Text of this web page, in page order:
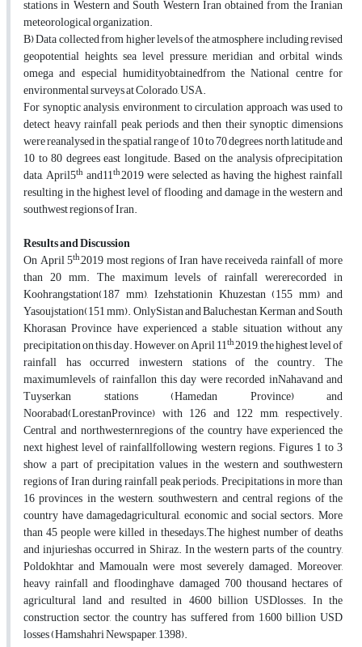
stations in Western and South Western Iran obtained from the Iranian
meteorological organization.
B) Data collected from higher levels of the atmosphere including revised
geopotential heights, sea level pressure, meridian and orbital winds,
omega and especial humidityobtainedfrom the National centre for
environmental surveys at Colorado, USA.
For synoptic analysis, environment to circulation approach was used to
detect heavy rainfall peak periods and then their synoptic dimensions
were reanalysed in the spatial range of 10 to 70 degrees north latitude and
10 to 80 degrees east longitude. Based on the analysis ofprecipitation
data, April5th and11th,2019 were selected as having the highest rainfall
resulting in the highest level of flooding and damage in the western and
southwest regions of Iran.
Results and Discussion
On April 5th,2019 most regions of Iran have receiveda rainfall of more
than 20 mm. The maximum levels of rainfall wererecorded in
Koohrangstation(187 mm), Izehstationin Khuzestan (155 mm) and
Yasoujstation(151 mm). OnlySistan and Baluchestan, Kerman and South
Khorasan Province have experienced a stable situation without any
precipitation on this day. However, on April 11th,2019, the highest level of
rainfall has occurred inwestern stations of the country. The
maximumlevels of rainfallon this day were recorded inNahavand and
Tuyserkan stations (Hamedan Province) and
Noorabad(LorestanProvince) with 126 and 122 mm, respectively.
Central and northwesternregions of the country have experienced the
next highest level of rainfallfollowing western regions. Figures 1 to 3
show a part of precipitation values in the western and southwestern
regions of Iran during rainfall peak periods. Precipitations in more than
16 provinces in the western, southwestern, and central regions of the
country have damagedagricultural, economic and social sectors. More
than 45 people were killed in thesedays.The highest number of deaths
and injurieshas occurred in Shiraz. In the western parts of the country,
Poldokhtar and Mamoualn were most severely damaged. Moreover,
heavy rainfall and floodinghave damaged 700 thousand hectares of
agricultural land and resulted in 4600 billion USDlosses. In the
construction sector, the country has suffered from 1,600 billion USD
losses (Hamshahri Newspaper, 1398).